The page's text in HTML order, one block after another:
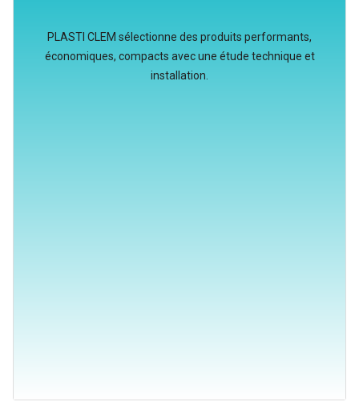
PLASTI CLEM sélectionne des produits performants,
économiques, compacts avec une étude technique et
installation.